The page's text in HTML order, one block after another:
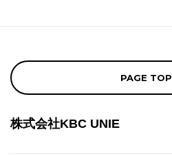
株式会社KBC UNIE
PAGE TOP